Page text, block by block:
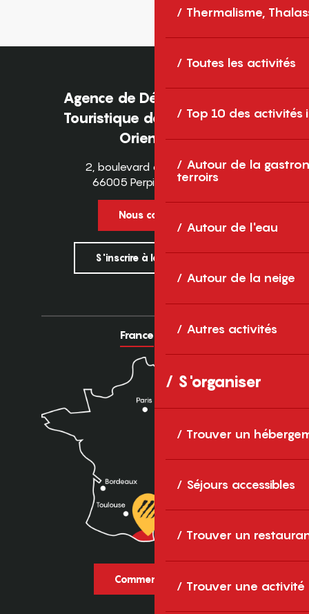
Thermalisme,
Toutes les activités
Top 10 des activités
Autour de la
terroirs
Autour de l'eau
Autour de la neige
Autres activités
S'organiser
Trouver un
Séjours accessibles
Trouver un
Trouver une activité
Agence de Développement
Touristique des Pyrénées-
Orientales
2, boulevard des Pyrénées
66005 Perpignan Cedex
Nous contacter
S'inscrire à la newsletter
France Europe
Comment venir ?